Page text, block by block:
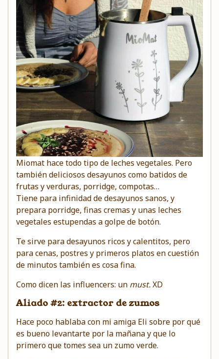
Miomat hace todo tipo de leches vegetales. Pero
también deliciosos desayunos como batidos de
frutas y verduras, porridge, compotas…
Tiene para infinidad de desayunos sanos, y
prepara porridge, finas cremas y unas leches
vegetales estupendas a golpe de botón.
Te sirve para desayunos ricos y calentitos, pero
para cenas, postres y primeros platos en cuestión
de minutos también es cosa fina.
Como dicen las influencers: un must.XD
Aliado #2: extractor de zumos
Hace poco hablaba con mi amiga Eli sobre por qué
es bueno levantarte por la mañana y que lo
primero que tomes sea un zumo verde.